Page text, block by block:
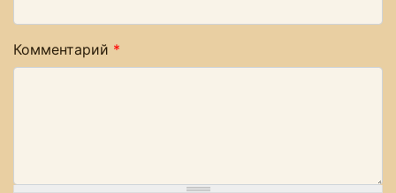
Комментарий *